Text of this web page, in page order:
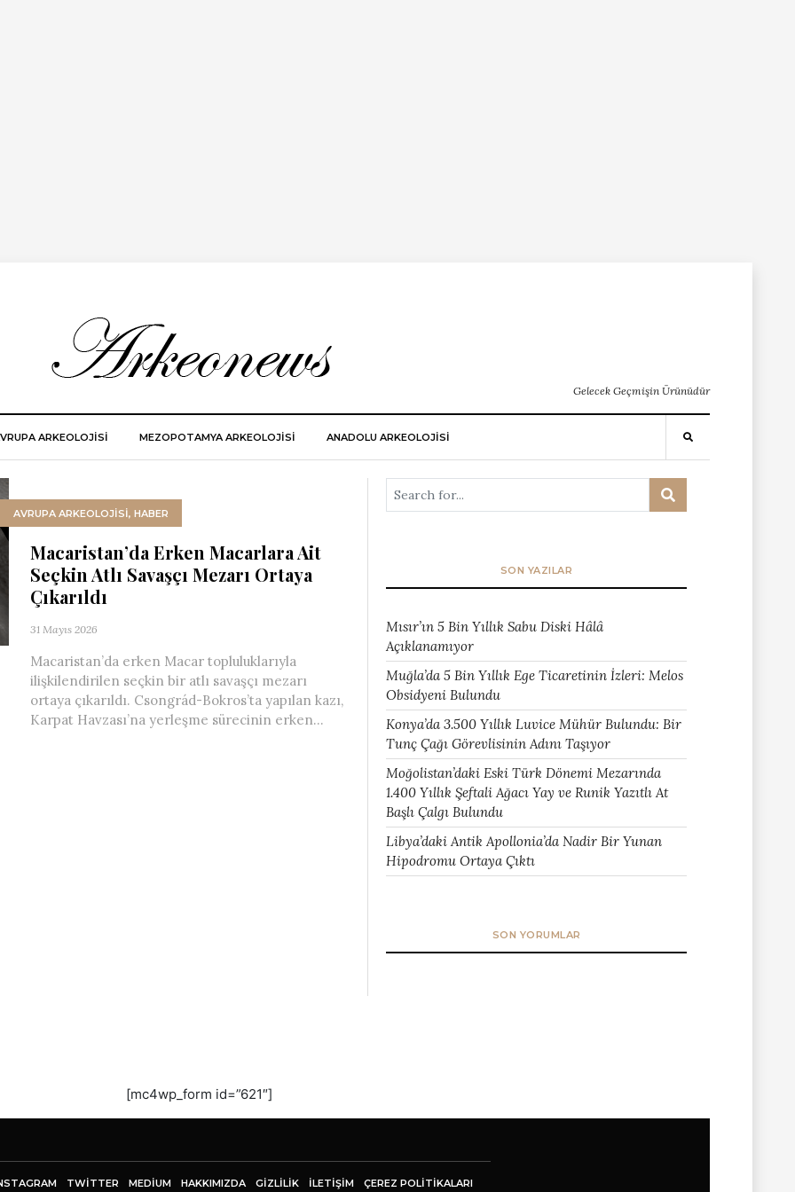
Gelecek Geçmişin Ürünüdür
ARKEOLOJISI MEZOPOTAMYA ARKEOLOJISI ANADOLU ARKEOLOJİSİ
AVRUPA ARKEOLOJISI, HABER
Macaristan’da Erken Macarlara Ait
Seçkin Atlı Savaşçı Mezarı Ortaya
Çıkarıldı
31 Mayıs 2026
Macaristan’da erken Macar topluluklarıyla
ilişkilendirilen seçkin bir atlı savaşçı mezarı
ortaya çıkarıldı. Csongrád-Bokros’ta yapılan kazı,
Karpat Havzası’na yerleşme sürecinin erken...
SON YAZILAR
Mısır’ın 5 Bin Yıllık Sabu Diski Hâlâ
Açıklanamıyor
Muğla’da 5 Bin Yıllık Ege Ticaretinin İzleri: Melos
Obsidyeni Bulundu
Konya’da 3.500 Yıllık Luvice Mühür Bulundu: Bir
Tunç Çağı Görevlisinin Adını Taşıyor
Moğolistan’daki Eski Türk Dönemi Mezarında
1.400 Yıllık Şeftali Ağacı Yay ve Runik Yazıtlı At
Başlı Çalgı Bulundu
Libya’daki Antik Apollonia’da Nadir Bir Yunan
Hipodromu Ortaya Çıktı
SON YORUMLAR
[mc4wp_form id=”621″]
TWITTER MEDIUM HAKKIMIZDA GİZLİLİK İLETIŞIM ÇEREZ POLITIKALARI